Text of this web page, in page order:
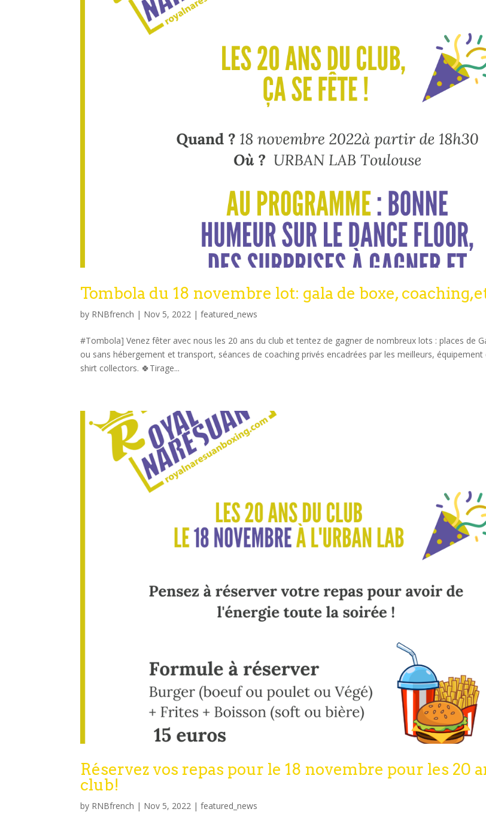
Tombola du 18 novembre lot: gala de boxe,
by RNBfrench | Nov 5, 2022 |featured_news
#Tombola] Venez fêter avec nous les 20 ans du club et tentez de gagner de nombreux lots : places de
ou sans hébergement et transport, séances de coaching privés encadrées par les meilleurs,
shirt collectors. 🍀Tirage...
Réservez vos repas pour le 18 novembre pour les 20
club!
by RNBfrench | Nov 5, 2022 |featured_news